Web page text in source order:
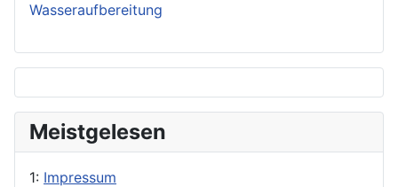
Wasseraufbereitung
Meistgelesen
1: Impressum